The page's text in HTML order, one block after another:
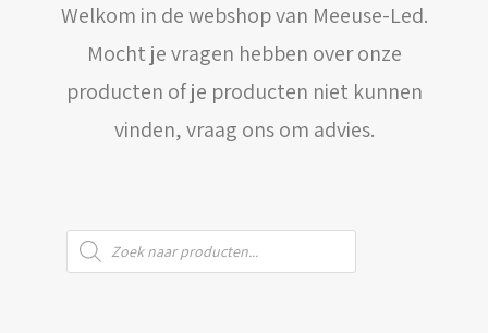
LOGIN / REGISTER
WINKELWAGEN
Welkom in de webshop van Meeuse-Led.
Mocht je vragen hebben over onze
producten of je producten niet kunnen
vinden, vraag ons om advies.
Producten
zoeken